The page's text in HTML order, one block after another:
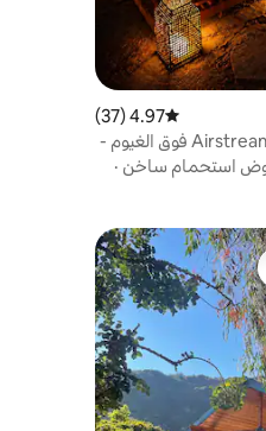
متوسط التقييم 4.97 من 5، 37 مراجعات
4.97 (37)
إطلالات أحلام من عربة Airstream فوق الغيوم -
استحمام ساخن ·
لدى الضيوف